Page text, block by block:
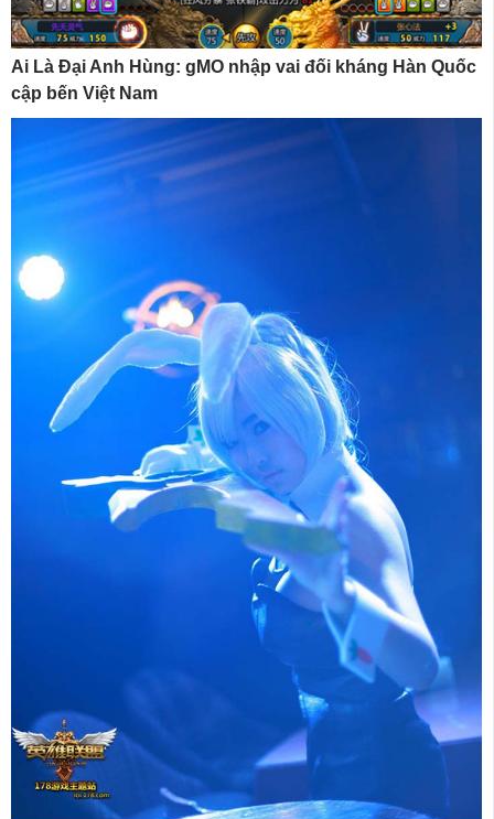
Ai Là Đại Anh Hùng: gMO nhập vai đối kháng Hàn Quốc
cập bến Việt Nam